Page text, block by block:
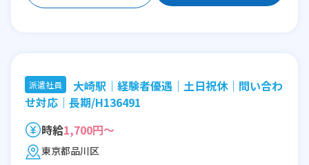
派遣社員
大崎駅｜経験者優遇｜土日祝休｜問い合わ
せ対応｜長期/H136491
時給1,700円～
東京都品川区